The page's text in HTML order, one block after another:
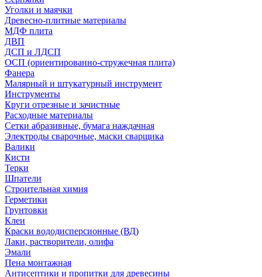
Уголки и маячки
Древесно-плитные материалы
МДФ плита
ДВП
ДСП и ЛДСП
ОСП (ориентированно-стружечная плита)
Фанера
Малярный и штукатурный инструмент
Инструменты
Круги отрезные и зачистные
Расходные материалы
Сетки абразивные, бумага наждачная
Электроды сварочные, маски сварщика
Валики
Кисти
Терки
Шпатели
Строительная химия
Герметики
Грунтовки
Клеи
Краски вододисперсионные (ВД)
Лаки, растворители, олифа
Эмали
Пена монтажная
Антисептики и пропитки для древесины